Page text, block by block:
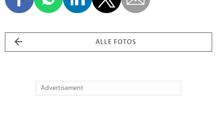
ALLE FOTOS
Advertisement